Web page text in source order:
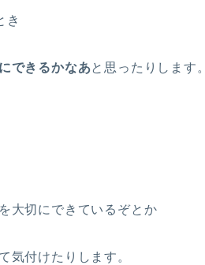
き
できるかなあと思ったりします。
大切にできているぞとか
気付けたりします。